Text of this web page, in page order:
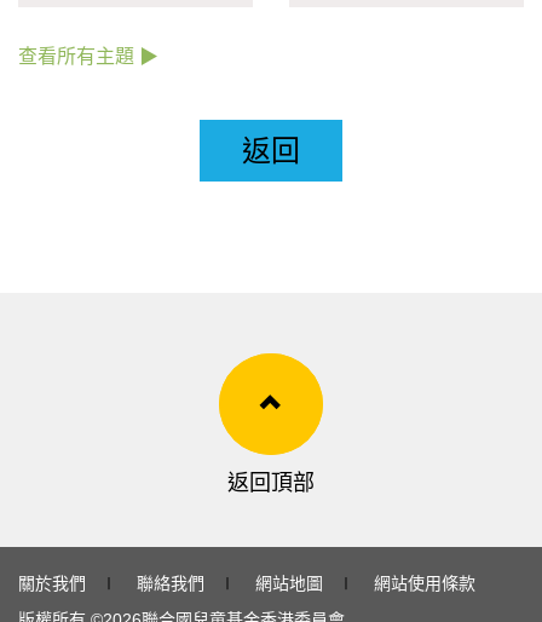
查看所有主題 ▶
返回
返回頂部
關於我們 ∣ 聯絡我們 ∣ 網站地圖 ∣
網站使用條款